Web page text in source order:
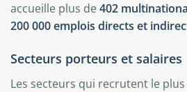
accueille plus de402
200 000 emplois directs et
Secteurs porteurs et salaires
Les secteurs qui recrutent le